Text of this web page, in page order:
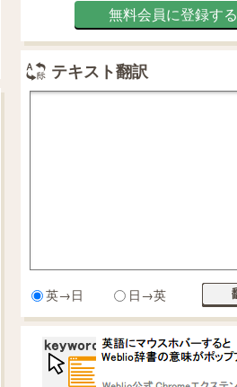
無料会員に登録する
テキスト翻訳
英→日 日→英